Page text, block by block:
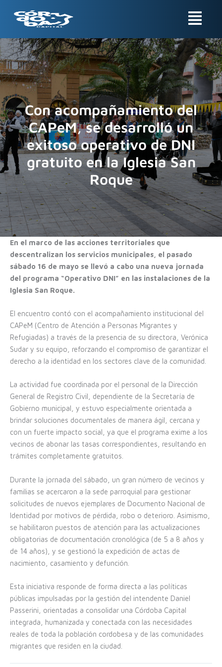
contenido
Menu
Con acompañamiento del
CAPeM, se desarrolló un
exitoso operativo de DNI
gratuito en la Iglesia San
Roque
En el marco de las acciones territoriales que
descentralizan los servicios municipales, el pasado
sábado 16 de mayo se llevó a cabo una nueva jornada
del programa “Operativo DNI” en las instalaciones de la
Iglesia San Roque.
El encuentro contó con el acompañamiento institucional del
CAPeM (Centro de Atención a Personas Migrantes y
Refugiadas) a través de la presencia de su directora, Verónica
Sudar y su equipo, reforzando el compromiso de garantizar el
derecho a la identidad en los sectores clave de la comunidad.
La actividad fue coordinada por el personal de la Dirección
General de Registro Civil, dependiente de la Secretaría de
Gobierno municipal, y estuvo especialmente orientada a
brindar soluciones documentales de manera ágil, cercana y
con un fuerte impacto social, ya que el programa exime a los
vecinos de abonar las tasas correspondientes, resultando en
trámites completamente gratuitos.
Durante la jornada del sábado, un gran número de vecinos y
familias se acercaron a la sede parroquial para gestionar
solicitudes de nuevos ejemplares de Documento Nacional de
Identidad por motivos de pérdida, robo o deterioro. Asimismo,
se habilitaron puestos de atención para las actualizaciones
obligatorias de documentación cronológica (de 5 a 8 años y
de 14 años), y se gestionó la expedición de actas de
nacimiento, casamiento y defunción.
Esta iniciativa responde de forma directa a las políticas
públicas impulsadas por la gestión del intendente Daniel
Passerini, orientadas a consolidar una Córdoba Capital
integrada, humanizada y conectada con las necesidades
reales de toda la población cordobesa y de las comunidades
migrantes que residen en la ciudad.